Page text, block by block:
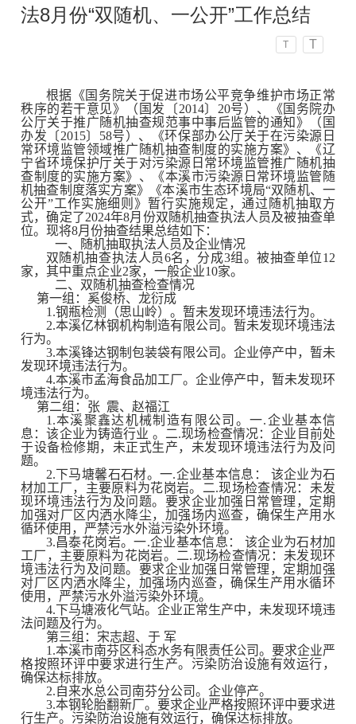
法8月份“双随机、一公开”工作总结
T T
根据《国务院关于促进市场公平竞争维护市场正常
秩序的若干意见》（国发〔2014〕20号）、《国务院办
公厅关于推广随机抽查规范事中事后监管的通知》（国
办发〔2015〕58号）、《环保部办公厅关于在污染源日
常环境监管领域推广随机抽查制度的实施方案》、《辽
宁省环境保护厅关于对污染源日常环境监管推广随机抽
查制度的实施方案》、《本溪市污染源日常环境监管随
机抽查制度落实方案》《本溪市生态环境局“双随机、一
公开”工作实施细则》暂行实施规定，通过随机抽取方
式，确定了2024年8月份双随机抽查执法人员及被抽查单
位。现将8月份抽查结果总结如下：
一、随机抽取执法人员及企业情况
双随机抽查执法人员6名，分成3组。被抽查单位12
家，其中重点企业2家，一般企业10家。
二、双随机抽查检查情况
第一组 ：奚俊桥、龙衍成
1.钢瓶检测（思山岭）。暂未发现环境违法行为。
2.本溪亿林钢机构制造有限公司。暂未发现环境违法
行为。
3.本溪锋达钢制包装袋有限公司。企业停产中，暂未
发现环境违法行为。
4.本溪市孟海食品加工厂。企业停产中，暂未发现环
境违法行为。
第二组 ：张 震、赵福江
1.本溪聚鑫达机械制造有限公司。一.企业基本信
息：该企业为铸造行业 。二.现场检查情况：企业目前处
于设备检修期，未正式生产，未发现环境违法行为及问
题。
2.下马塘馨石石材。一.企业基本信息： 该企业为石
材加工厂，主要原料为花岗岩。二.现场检查情况：未发
现环境违法行为及问题。要求企业加强日常管理，定期
加强对厂区内洒水降尘，加强场内巡查，确保生产用水
循环使用，严禁污水外溢污染外环境。
3.昌泰花岗岩。一.企业基本信息： 该企业为石材加
工厂，主要原料为花岗岩。二.现场检查情况：未发现环
境违法行为及问题。要求企业加强日常管理，定期加强
对厂区内洒水降尘，加强场内巡查，确保生产用水循环
使用，严禁污水外溢污染外环境。
4.下马塘液化气站。企业正常生产中，未发现环境违
法问题及行为。
第三组：宋志超、于 军
1.本溪市南芬区科态水务有限责任公司。要求企业严
格按照环评中要求进行生产。污染防治设施有效运行，
确保达标排放。
2.自来水总公司南芬分公司。企业停产。
3.本钢轮胎翻新厂。要求企业严格按照环评中要求进
行生产。污染防治设施有效运行，确保达标排放。